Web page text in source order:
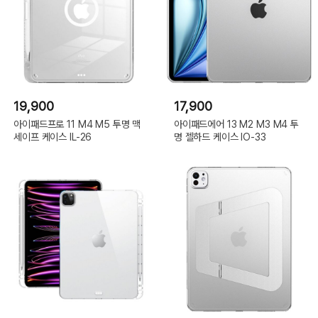
19,900
아이패드프로 11 M4 M5 투명 맥
세이프 케이스 IL-26
17,900
아이패드에어 13 M2 M3 M4 투
명 젤하드 케이스 IO-33